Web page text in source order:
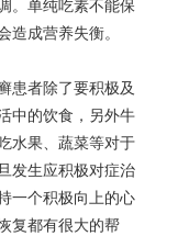
。单纯吃素不能保
造成营养失衡。
患者除了要积极及
中的饮食，另外牛
水果、蔬菜等对于
发生应积极对症治
一个积极向上的心
复都有很大的帮